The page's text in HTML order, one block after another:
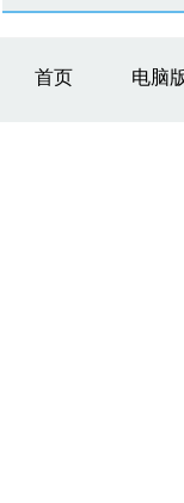
首页 电脑